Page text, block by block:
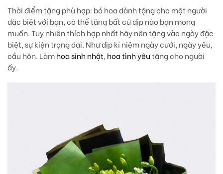
Thời điểm tặng phù hợp: bó hoa dành tặng cho một người
đặc biệt với bạn, có thể tặng bất cứ dịp nào bạn mong
muốn. Tuy nhiên thích hợp nhất hãy nên tặng vào ngày đặc
biệt, sự kiện trọng đại. Như dịp kỉ niệm ngày cưới, ngày yêu,
cầu hôn. Làmhoa sinh nhật, hoa tình yêutặng cho người
ấy.